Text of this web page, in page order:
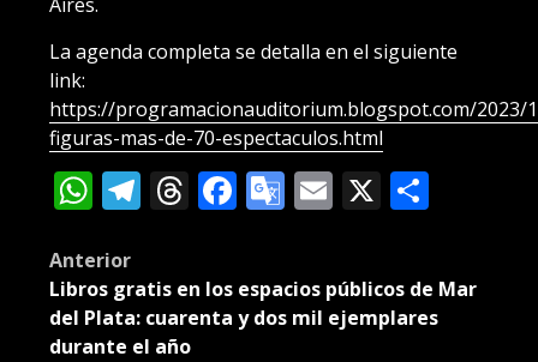
La agenda completa se detalla en el siguiente
link:
https://programacionauditorium.blogspot.com/2023/
figuras-mas-de-70-espectaculos.html
WhatsApp
Telegram
Threads
Facebook
Google
Email
X
Post
navigation
Anterior
Libros gratis en los espacios públicos de Mar
del Plata: cuarenta y dos mil ejemplares
durante el año